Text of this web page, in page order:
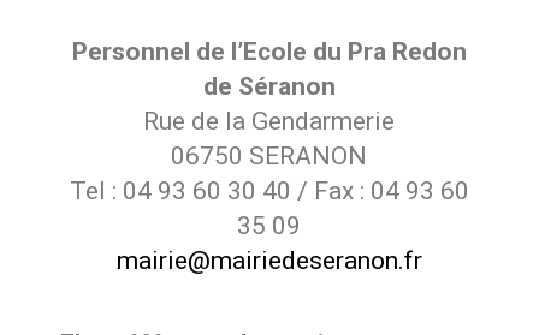
Personnel de l’Ecole du Pra Redon
de Séranon
Rue de la Gendarmerie
06750 SERANON
Tel : 04 93 60 30 40 / Fax : 04 93 60
35 09
mairie@mairiedeseranon.fr